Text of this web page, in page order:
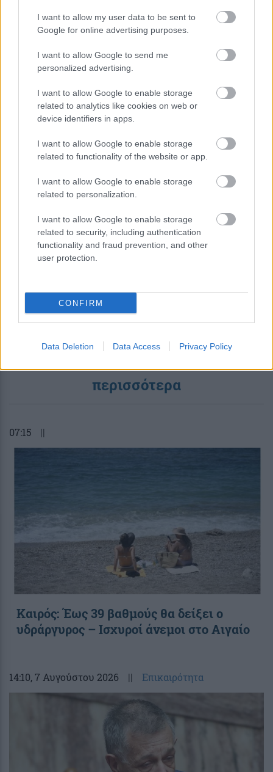
I want to allow my user data to be sent to
Google for online advertising purposes.
I want to allow Google to send me
personalized advertising.
I want to allow Google to enable storage
related to analytics like cookies on web or
device identifiers in apps.
I want to allow Google to enable storage
related to functionality of the website or app.
I want to allow Google to enable storage
related to personalization.
I want to allow Google to enable storage
related to security, including authentication
functionality and fraud prevention, and other
user protection.
CONFIRM
Data Deletion Data Access Privacy Policy
Η τεχνητή νοημοσύνη του Google
Maps αναλαμβάνει παραγγελίες
φαγητού
Νέα τεχνική διπλασιάζει το φάσμα
λειτουργίας των «λευκών λέιζερ»
περισσότερα
07:15 ||
Καιρός: Έως 39 βαθμούς θα δείξει ο
υδράργυρος – Ισχυροί άνεμοι στο Αιγαίο
14:10, 7 Αυγούστου 2026 || Επικαιρότητα